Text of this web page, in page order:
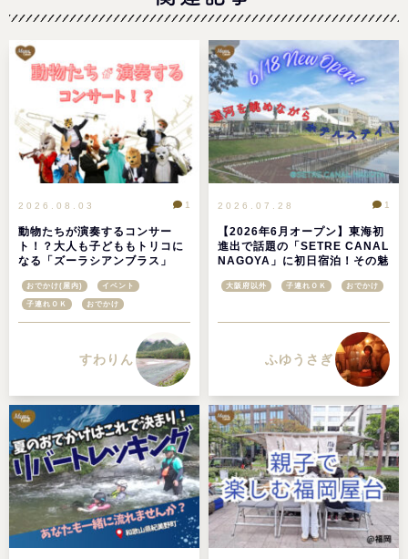
2026.08.03
動物たちが演奏するコンサー
ト！？大人も子どももトリコに
なる「ズーラシアンブラス」
1
おでかけ(屋内) イベント
子連れＯＫ おでかけ
すわりん
2026.07.28
【2026年6月オープン】東海初
進出で話題の「SETRE CANAL
NAGOYA」に初日宿泊！その魅
1
大阪府以外 子連れＯＫ おでかけ
ふゆうさぎ